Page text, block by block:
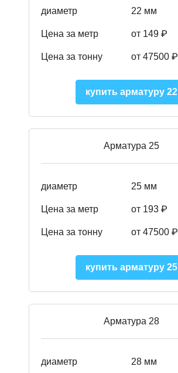
диаметр 22 мм
Цена за метр от 149 ₽
Цена за тонну от 47500 ₽
купить арматуру 22
Арматура 25
диаметр 25 мм
Цена за метр от 193 ₽
Цена за тонну от 47500 ₽
купить арматуру 25
Арматура 28
диаметр 28 мм